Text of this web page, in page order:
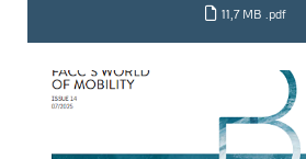
11,7 MB .pdf